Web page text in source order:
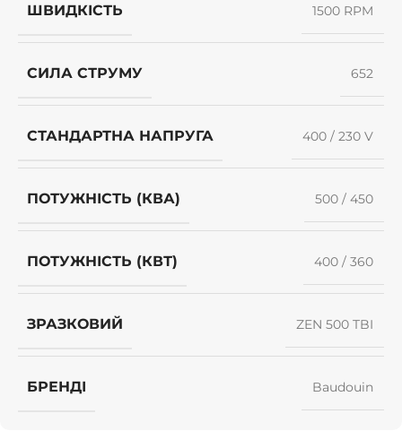
ШВИДКІСТЬ 1500 RPM
СИЛА СТРУМУ 652
СТАНДАРТНА НАПРУГА 400 / 230 V
ПОТУЖНІСТЬ (КВА) 500 / 450
ПОТУЖНІСТЬ (КВТ) 400 / 360
ЗРАЗКОВИЙ ZEN 500 TBI
БРЕНДІ Baudouin